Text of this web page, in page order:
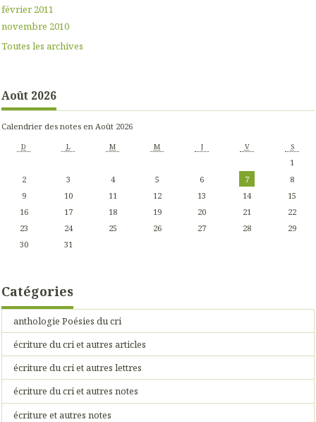
février 2011
novembre 2010
Toutes les archives
Août 2026
Calendrier des notes en Août 2026
D L M M J V S
1
2
3 4 5 6 7
8
9
10 11 12 13 14
15
16
17 18 19 20 21
22
23
24 25 26 27 28
29
30
31
Catégories
anthologie Poésies du cri
écriture du cri et autres articles
écriture du cri et autres lettres
écriture du cri et autres notes
écriture et autres notes